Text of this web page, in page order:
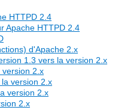
HTTPD 2.4
Apache HTTPD 2.4
d'Apache 2.x
1.3 vers la version 2.x
version 2.x
version 2.x
version 2.x
2.x